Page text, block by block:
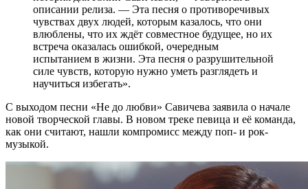
описании релиза. — Эта песня о противоречивых
чувствах двух людей, которым казалось, что они
влюблены, что их ждёт совместное будущее, но их
встреча оказалась ошибкой, очередным
испытанием в жизни. Эта песня о разрушительной
силе чувств, которую нужно уметь разглядеть и
научиться избегать».
С выходом песни «Не до любви» Савичева заявила о начале
новой творческой главы. В новом треке певица и её команда,
как они считают, нашли компромисс между поп- и рок-
музыкой.